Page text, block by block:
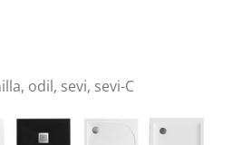
odil, sevi, sevi-C